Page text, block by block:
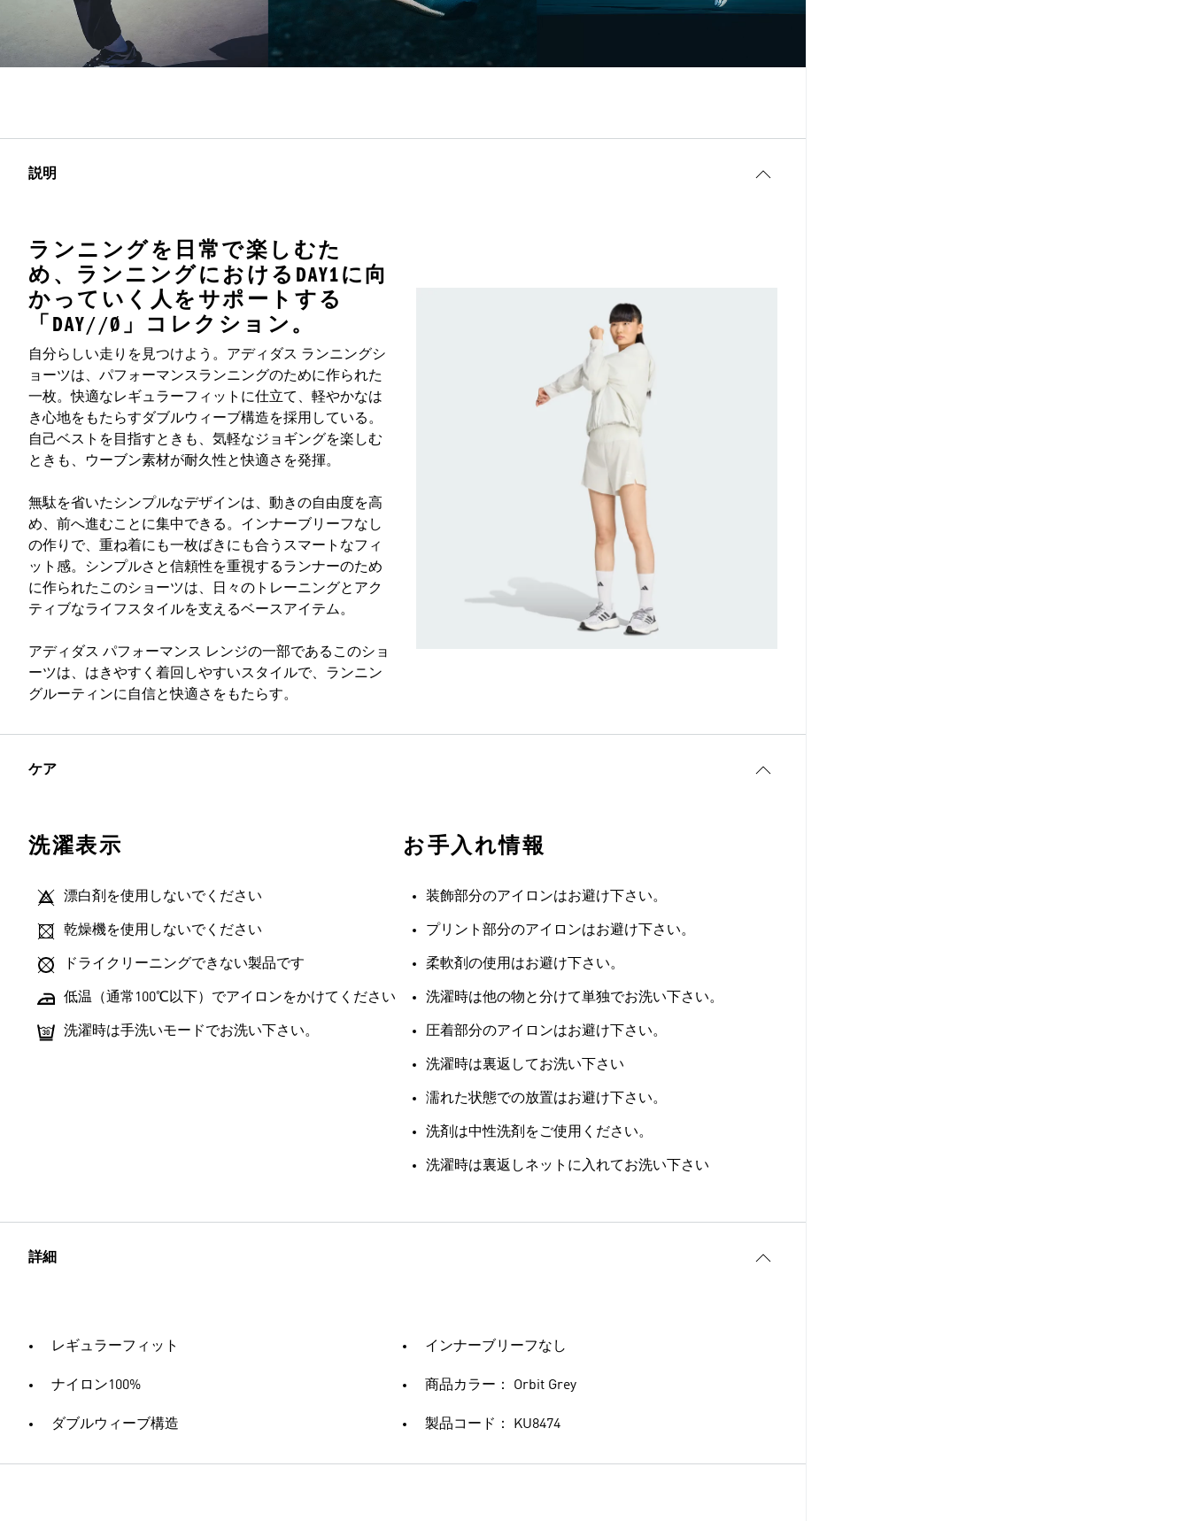
説明
ランニングを日常で楽しむた
め、ランニングにおけるDAY1に向
かっていく人をサポートする
「DAY//Ø」コレクション。
自分らしい走りを見つけよう。アディダス ランニングシ
ョーツは、パフォーマンスランニングのために作られた
一枚。快適なレギュラーフィットに仕立て、軽やかなは
き心地をもたらすダブルウィーブ構造を採用している。
自己ベストを目指すときも、気軽なジョギングを楽しむ
ときも、ウーブン素材が耐久性と快適さを発揮。
無駄を省いたシンプルなデザインは、動きの自由度を高
め、前へ進むことに集中できる。インナーブリーフなし
の作りで、重ね着にも一枚ばきにも合うスマートなフィ
ット感。シンプルさと信頼性を重視するランナーのため
に作られたこのショーツは、日々のトレーニングとアク
ティブなライフスタイルを支えるベースアイテム。
アディダス パフォーマンス レンジの一部であるこのショ
ーツは、はきやすく着回しやすいスタイルで、ランニン
グルーティンに自信と快適さをもたらす。
ケア
洗濯表示
漂白剤を使用しないでください
乾燥機を使用しないでください
ドライクリーニングできない製品です
低温（通常100℃以下）でアイロンをかけてください
洗濯時は手洗いモードでお洗い下さい。
お手入れ情報
装飾部分のアイロンはお避け下さい。
プリント部分のアイロンはお避け下さい。
柔軟剤の使用はお避け下さい。
洗濯時は他の物と分けて単独でお洗い下さい。
圧着部分のアイロンはお避け下さい。
洗濯時は裏返してお洗い下さい
濡れた状態での放置はお避け下さい。
洗剤は中性洗剤をご使用ください。
洗濯時は裏返しネットに入れてお洗い下さい
詳細
レギュラーフィット
ナイロン100%
ダブルウィーブ構造
インナーブリーフなし
商品カラー： Orbit Grey
製品コード： KU8474